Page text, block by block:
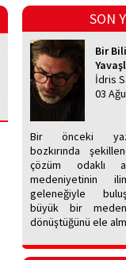
SON
Bir
İdris
03
Bir önceki
bozkırında
çözüm odaklı
medeniyetinin
geleneğiyle
büyük bir
dönüştüğünü ele